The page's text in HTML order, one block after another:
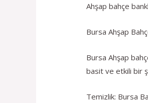
Ahşap bahçe
Bursa Ahşap
Bursa Ahşap
basit ve etkili bir
Temizlik: Bursa